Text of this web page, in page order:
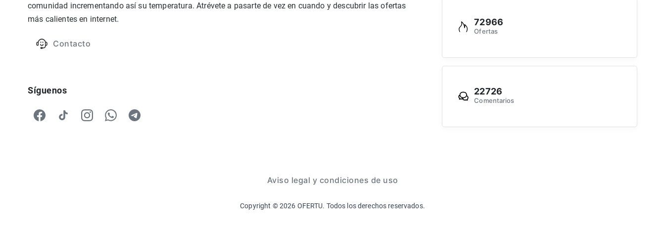
comunidad incrementando así su temperatura. Atrévete a pasarte de vez en cuando y descubrir las ofertas
más calientes en internet.
Contacto
Síguenos
72966
Ofertas
22726
Comentarios
Aviso legal y condiciones de uso
Copyright ©2026 OFERTU. Todos los derechos reservados.